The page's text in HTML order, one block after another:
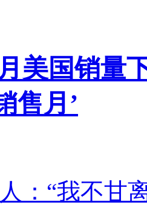
美国销量
售月’
：“我不甘